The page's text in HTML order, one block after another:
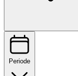
Periode